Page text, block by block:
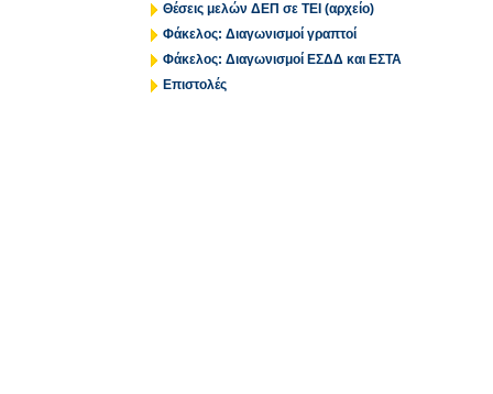
Θέσεις μελών ΔΕΠ σε ΤΕΙ (αρχείο)
Φάκελος: Διαγωνισμοί γραπτοί
Φάκελος: Διαγωνισμοί ΕΣΔΔ και ΕΣΤΑ
Επιστολές